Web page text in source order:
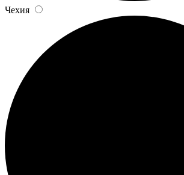
Чехия